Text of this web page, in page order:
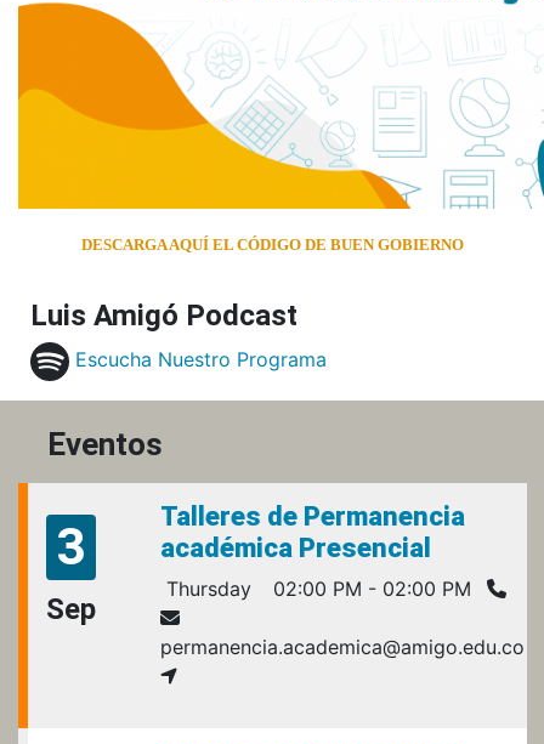
DESCARGA AQUÍ EL CÓDIGO DE BUEN GOBIERNO
Luis Amigó Podcast
Escucha Nuestro Programa
Eventos
3
Sep
Talleres de Permanencia
académica Presencial
Thursday 02:00 PM - 02:00 PM
permanencia.academica@amigo.edu.co